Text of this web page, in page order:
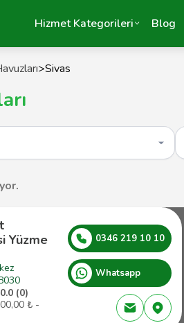
Hizmet Kategorileri Blog
>Sivas
Yüzme
0.0 (0)
₺ -
0346 219 10 10
Whatsapp